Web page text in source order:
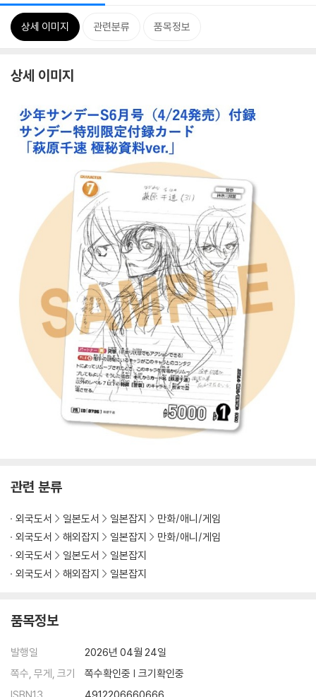
상세 이미지 관련분류 품목정보
상세 이미지
관련 분류
외국도서 일본도서 일본잡지
만화/애니/게임
외국도서
해외잡지 일본잡지
만화/애니/게임
외국도서
일본도서
일본잡지
외국도서
해외잡지 일본잡지
품목정보
발행일
2026년 04월 24일
쪽수, 무게, 크기
쪽수확인중 | 크기확인중